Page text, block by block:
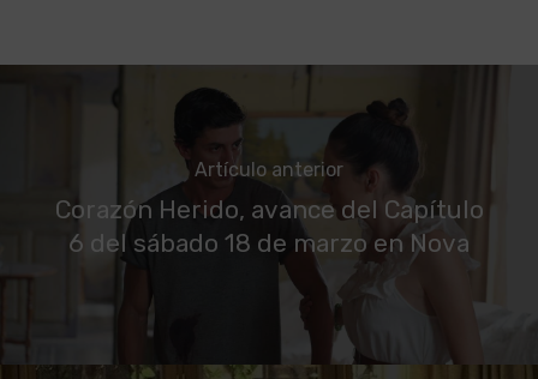
Artículo anterior
Corazón Herido, avance del Capítulo
6 del sábado 18 de marzo en Nova